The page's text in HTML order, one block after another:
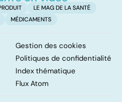
LE MAG DE LA SANTÉ
MÉDICAMENTS
Gestion des cookies
Politiques de confidentialité
Index thématique
Flux Atom